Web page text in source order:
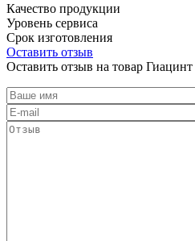
Качество продукции
Уровень сервиса
Срок изготовления
Оставить отзыв
Оставить отзыв на товар Гиацинт